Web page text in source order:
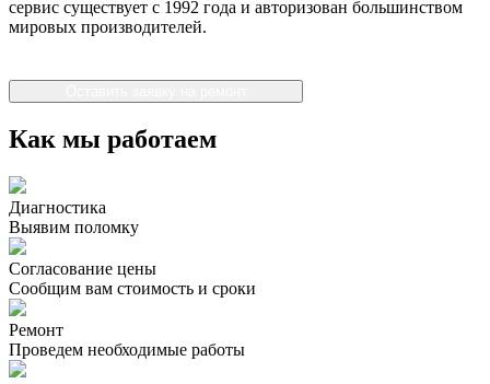
сервис существует с 1992 года и авторизован большинством
мировых производителей.
Как мы работаем
Диагностика
Выявим поломку
Согласование цены
Сообщим вам стоимость и сроки
Ремонт
Проведем необходимые работы